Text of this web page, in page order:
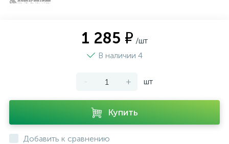
1 285 ₽ /шт
В наличии 4
- + шт
Купить
Добавить к сравнению